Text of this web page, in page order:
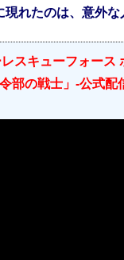
現れたのは、意外な
レスキューフォース
部の戦士」-公式配